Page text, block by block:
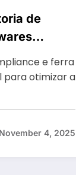
de
e ferra
para otimizar a
November 4, 2025